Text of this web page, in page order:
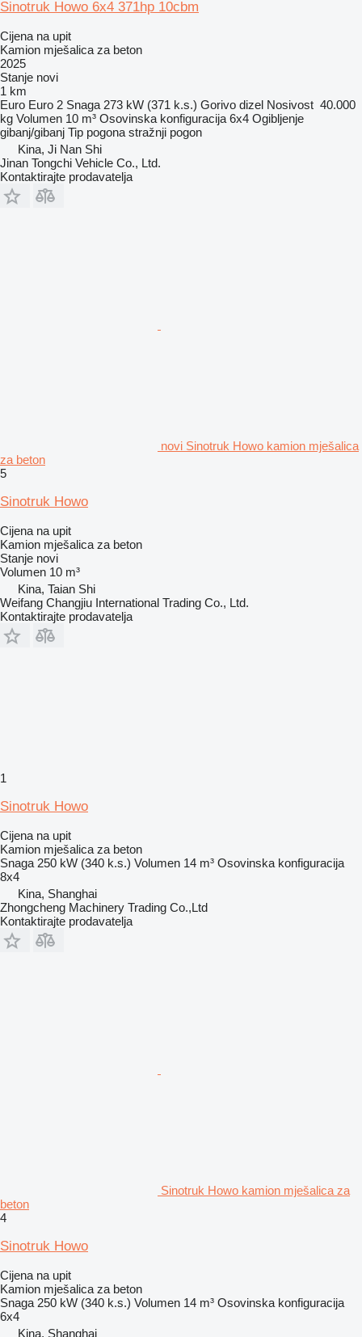
Sinotruk Howo 6x4 371hp 10cbm
Cijena na upit
Kamion mješalica za beton
2025
Stanje novi
1 km
Euro Euro 2 Snaga 273 kW (371 k.s.) Gorivo dizel Nosivost 40.000
kg Volumen 10 m³ Osovinska konfiguracija 6x4 Ogibljenje
gibanj/gibanj Tip pogona stražnji pogon
Kina, Ji Nan Shi
Jinan Tongchi Vehicle Co., Ltd.
Kontaktirajte prodavatelja
novi Sinotruk Howo kamion mješalica
za beton
5
Sinotruk Howo
Cijena na upit
Kamion mješalica za beton
Stanje novi
Volumen 10 m³
Kina, Taian Shi
Weifang Changjiu International Trading Co., Ltd.
Kontaktirajte prodavatelja
1
Sinotruk Howo
Cijena na upit
Kamion mješalica za beton
Snaga 250 kW (340 k.s.) Volumen 14 m³ Osovinska konfiguracija
8x4
Kina, Shanghai
Zhongcheng Machinery Trading Co.,Ltd
Kontaktirajte prodavatelja
Sinotruk Howo kamion mješalica za
beton
4
Sinotruk Howo
Cijena na upit
Kamion mješalica za beton
Snaga 250 kW (340 k.s.) Volumen 14 m³ Osovinska konfiguracija
6x4
Kina, Shanghai